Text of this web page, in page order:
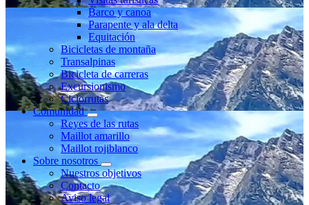
Barco y canoa
Parapente y ala delta
Equitación
Bicicletas de montaña
Transalpinas
Bicicleta de carreras
Excursionismo
Ciclorrutas
Comunidad
Reyes de las rutas
Maillot amarillo
Maillot rojiblanco
Sobre nosotros
Nuestros objetivos
Contacto
Aviso legal